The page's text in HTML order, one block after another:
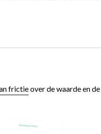
frictieover de waarde en